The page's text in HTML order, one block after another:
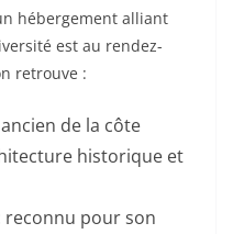
hébergement alliant
est au rendez-
retrouve :
de la côte
historique et
reconnu pour son